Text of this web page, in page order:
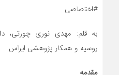
#اختصاصی
به قلم: مهدی نوری چورتی،
روسیه و همکار پژوهشی ایراس
مقدمه